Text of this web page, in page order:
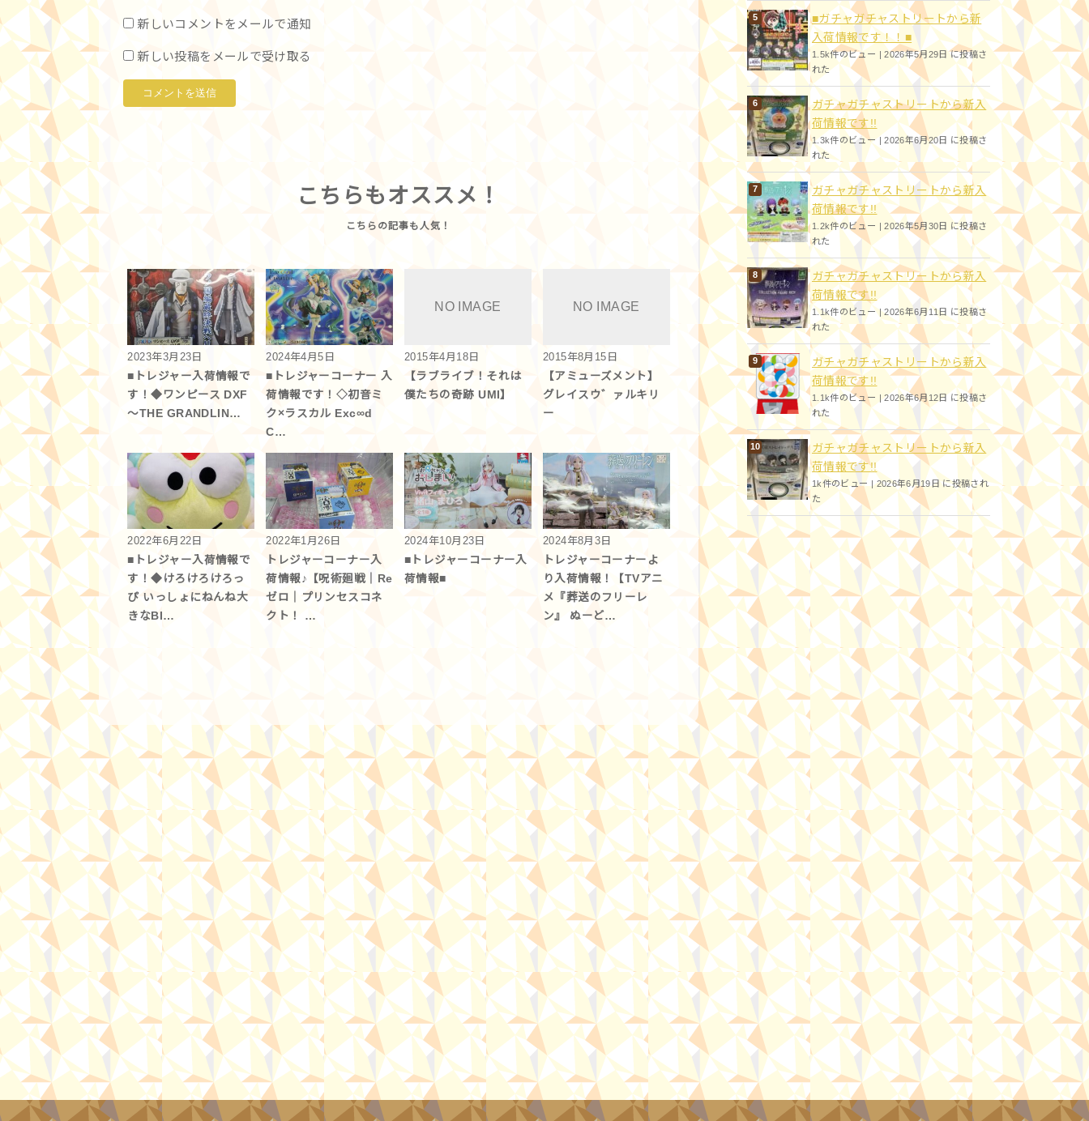
新しいコメントをメールで通知
新しい投稿をメールで受け取る
こちらもオススメ！
2023年3月23日
■トレジャー入荷情報で
す！◆ワンピース DXF
～THE GRANDLIN…
2024年4月5日
■トレジャーコーナー 入
荷情報です！◇初音ミ
ク×ラスカル Exc∞d
C…
2015年4月18日
【ラブライブ！それは
僕たちの奇跡 UMI】
2015年8月15日
【アミューズメント】
グレイスウ゛ァルキリ
ー
2022年6月22日
■トレジャー入荷情報で
す！◆けろけろけろっ
ぴ いっしょにねんね大
きなBI…
2022年1月26日
トレジャーコーナー入
荷情報♪【呪術廻戦｜Re
ゼロ｜プリンセスコネ
クト！ …
2024年10月23日
■トレジャーコーナー入
荷情報■
2024年8月3日
トレジャーコーナーよ
り入荷情報！【TVアニ
メ『葬送のフリーレ
ン』 ぬーど…
■ガチャガチャストリートから新
入荷情報です！！■
1.5k件のビュー |2026年5月29日 に投稿さ
れた
ガチャガチャストリートから新入
荷情報です!!
1.3k件のビュー|2026年6月20日 に投稿さ
れた
ガチャガチャストリートから新入
荷情報です!!
1.2k件のビュー |2026年5月30日 に投稿さ
れた
ガチャガチャストリートから新入
荷情報です!!
1.1k件のビュー|2026年6月11日 に投稿さ
れた
ガチャガチャストリートから新入
荷情報です!!
1.1k件のビュー |2026年6月12日 に投稿さ
れた
ガチャガチャストリートから新入
荷情報です!!
1k件のビュー |2026年6月19日 に投稿され
た